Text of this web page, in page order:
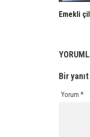
Emekli
Bir yanıt
Yorum *